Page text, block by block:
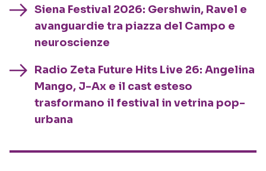
Siena Festival 2026: Gershwin, Ravel e
avanguardie tra piazza del Campo e
neuroscienze
Radio Zeta Future Hits Live 26: Angelina
Mango, J-Ax e il cast esteso
trasformano il festival in vetrina pop-
urbana